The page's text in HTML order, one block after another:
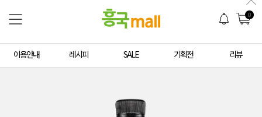
0
이용안내 레시피 SALE 기획전 리뷰